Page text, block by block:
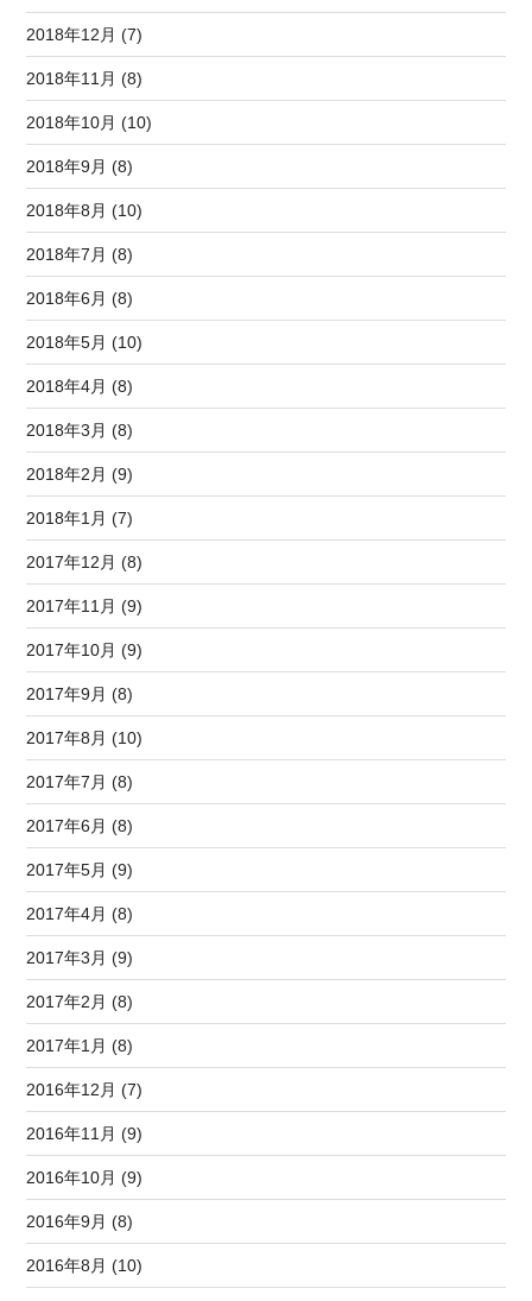
2018年12月 (7)
2018年11月 (8)
2018年10月 (10)
2018年9月 (8)
2018年8月 (10)
2018年7月 (8)
2018年6月 (8)
2018年5月 (10)
2018年4月 (8)
2018年3月 (8)
2018年2月 (9)
2018年1月 (7)
2017年12月 (8)
2017年11月 (9)
2017年10月 (9)
2017年9月 (8)
2017年8月 (10)
2017年7月 (8)
2017年6月 (8)
2017年5月 (9)
2017年4月 (8)
2017年3月 (9)
2017年2月 (8)
2017年1月 (8)
2016年12月 (7)
2016年11月 (9)
2016年10月 (9)
2016年9月 (8)
2016年8月 (10)